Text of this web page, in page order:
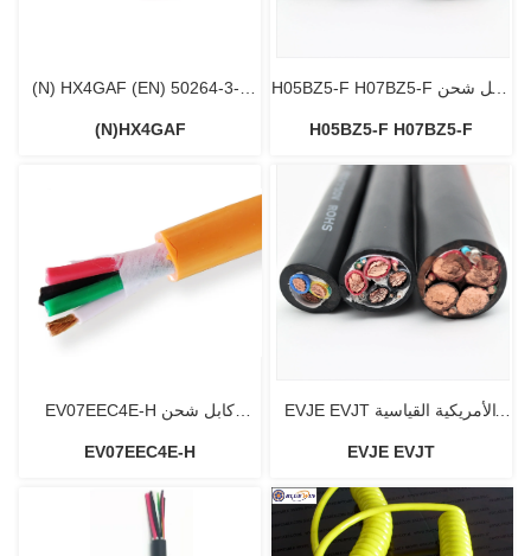
(N) HX4GAF (EN) 50264-3-1
(N)HX4GAF
H05BZ5-F H07BZ5-F كابل شحن
H05BZ5-F H07BZ5-F
EV07EEC4E-H كابل شحن
EV07EEC4E-H
EVJE EVJT الأمريكية القياسية
EVJE EVJT